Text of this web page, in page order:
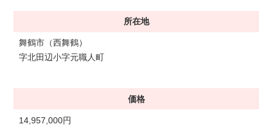
所在地
舞鶴市（西舞鶴）
字北田辺小字元職人町
価格
14,957,000円